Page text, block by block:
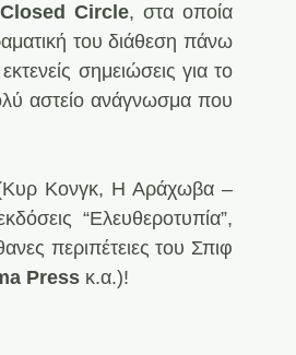
Circle, στα οποία
του διάθεση πάνω
σημειώσεις για το
αστείο ανάγνωσμα που
Κονγκ, Η Αράχωβα –
“Ελευθεροτυπία”,
περιπέτειες του Σπιφ
Press κ.α.)!